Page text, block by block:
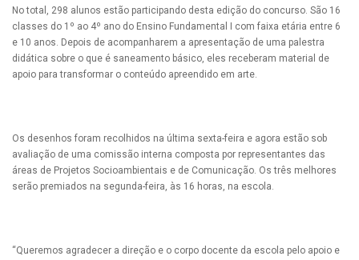
No total, 298 alunos estão participando desta edição do concurso. São 16
classes do 1º ao 4º ano do Ensino Fundamental I com faixa etária entre 6
e 10 anos. Depois de acompanharem a apresentação de uma palestra
didática sobre o que é saneamento básico, eles receberam material de
apoio para transformar o conteúdo apreendido em arte.
Os desenhos foram recolhidos na última sexta-feira e agora estão sob
avaliação de uma comissão interna composta por representantes das
áreas de Projetos Socioambientais e de Comunicação. Os três melhores
serão premiados na segunda-feira, às 16 horas, na escola.
“Queremos agradecer a direção e o corpo docente da escola pelo apoio e